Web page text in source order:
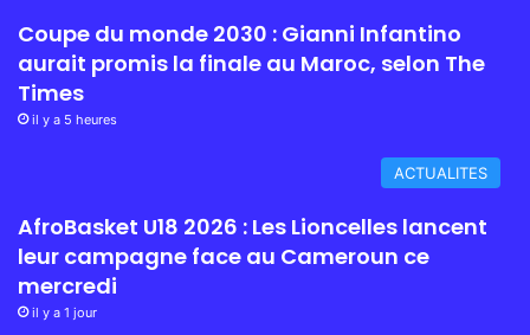
Coupe du monde 2030 : Gianni Infantino
aurait promis la finale au Maroc, selon The
Times
il y a 5 heures
ACTUALITES
AfroBasket U18 2026 : Les Lioncelles lancent
leur campagne face au Cameroun ce
mercredi
il y a 1 jour